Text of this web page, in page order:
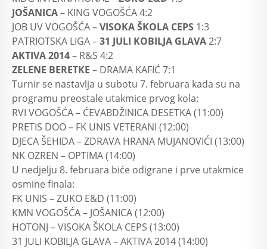
JOŠANICA– KING VOGOŠĆA 4:2
JOB UV VOGOŠĆA –VISOKA ŠKOLA CEPS 1:3
PATRIOTSKA LIGA –31 JULI KOBILJA GLAVA2:7
AKTIVA 2014– R&S 4:2
ZELENE BERETKE – DRAMA KAFIĆ 7:1
Turnir se nastavlja u subotu 7. februara kada su na
programu preostale utakmice prvog kola:
RVI VOGOŠĆA – ĆEVABDŽINICA DESETKA (11:00)
PRETIS DOO – FK UNIS VETERANI (12:00)
DJECA ŠEHIDA – ZDRAVA HRANA MUJANOVIĆI (13:00)
NK OZREN – OPTIMA (14:00)
U nedjelju 8. februara biće odigrane i prve utakmice
osmine finala:
FK UNIS – ZUKO E&D (11:00)
KMN VOGOŠĆA – JOŠANICA (12:00)
HOTONJ – VISOKA ŠKOLA CEPS (13:00)
31 JULI KOBILJA GLAVA – AKTIVA 2014 (14:00)